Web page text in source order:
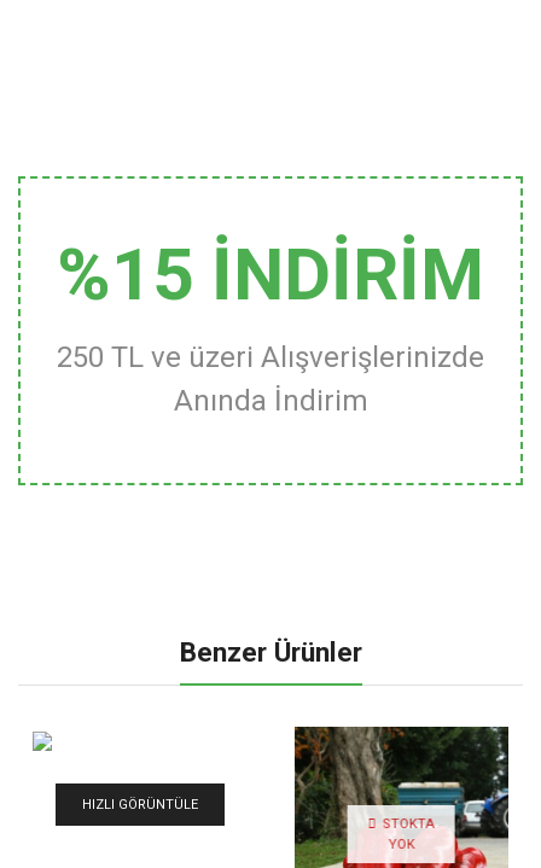
%15 İNDİRİM
250 TL ve üzeri Alışverişlerinizde
Anında İndirim
Benzer Ürünler
HIZLI GÖRÜNTÜLE
STOKTA
YOK